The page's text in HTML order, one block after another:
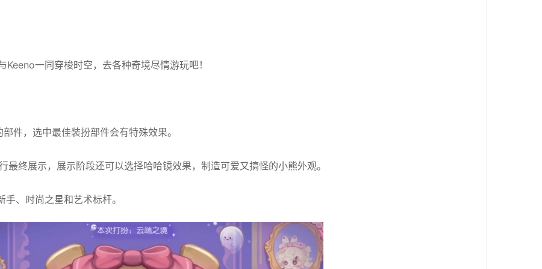
一同穿梭时空，去各种奇境尽情游玩吧！
件，选中最佳装扮部件会有特殊效果。
终展示，展示阶段还可以选择哈哈镜效果，制造可爱又搞怪的小熊外观。
、时尚之星和艺术标杆。